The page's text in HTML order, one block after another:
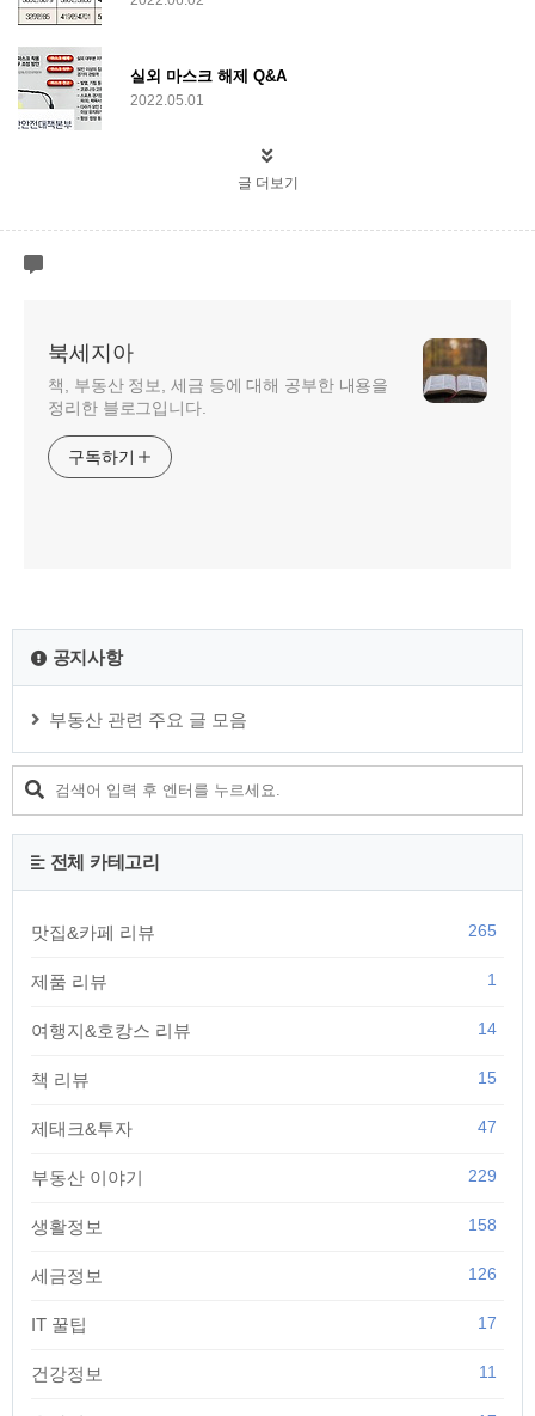
실외 마스크 해제 Q&A
2022.05.01
글 더보기
북세지아
책, 부동산 정보, 세금 등에 대해 공부한 내용을
정리한 블로그입니다.
구독하기
공지사항
부동산 관련 주요 글 모음
전체 카테고리
맛집&카페 리뷰 265
제품 리뷰 1
여행지&호캉스 리뷰 14
책 리뷰 15
제태크&투자 47
부동산 이야기 229
생활정보 158
세금정보 126
IT 꿀팁 17
건강정보 11